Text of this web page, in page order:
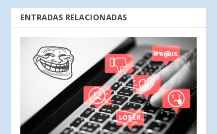
ENTRADAS RELACIONADAS